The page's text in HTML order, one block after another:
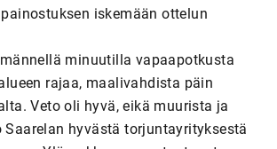
iskemään ottelun
minuutilla vapaapotkusta
rajaa, maalivahdista päin
Veto oli hyvä, eikä muurista ja
hyvästä torjuntayrityksestä